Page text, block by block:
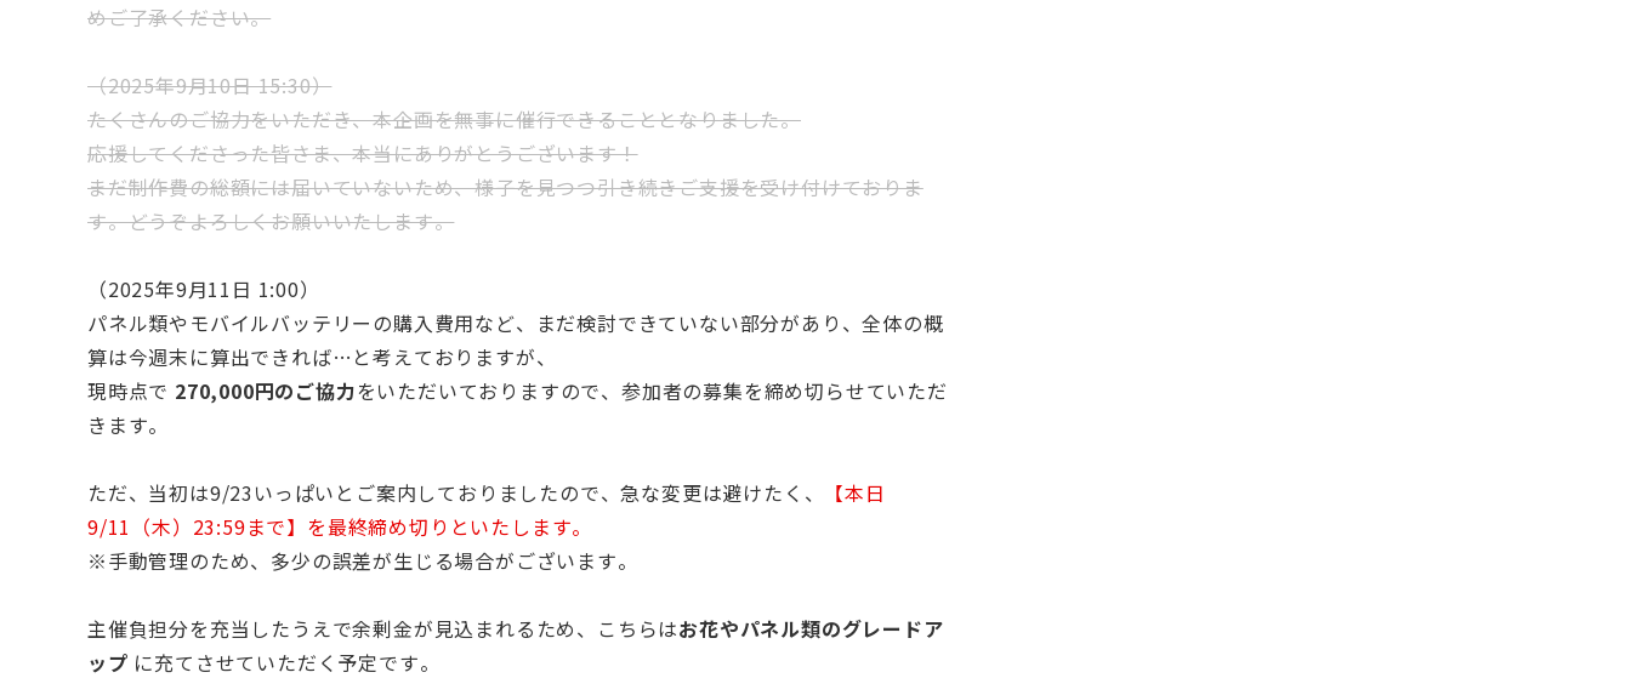
めご了承ください。
（2025年9月10日 15:30）
たくさんのご協力をいただき、本企画を無事に催行できることとなりました。
応援してくださった皆さま、本当にありがとうございます！
まだ制作費の総額には届いていないため、様子を見つつ引き続きご支援を受け付けておりま
す。どうぞよろしくお願いいたします。
（2025年9月11日 1:00）
パネル類やモバイルバッテリーの購入費用など、まだ検討できていない部分があり、全体の概
算は今週末に算出できれば…と考えておりますが、
現時点で 270,000円のご協力をいただいておりますので、参加者の募集を締め切らせていただ
きます。
ただ、当初は9/23いっぱいとご案内しておりましたので、急な変更は避けたく、
【本日
9/11（木）23:59まで】を最終締め切りといたします。
※手動管理のため、多少の誤差が生じる場合がございます。
主催負担分を充当したうえで余剰金が見込まれるため、こちらはお花やパネル類のグレードア
ップ に充てさせていただく予定です。